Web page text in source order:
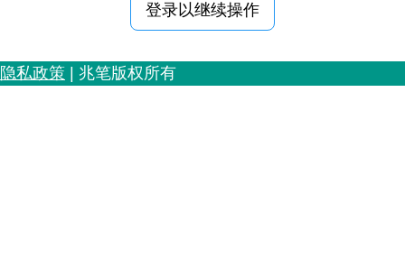
登录以继续操作
隐私政策 | 兆笔版权所有